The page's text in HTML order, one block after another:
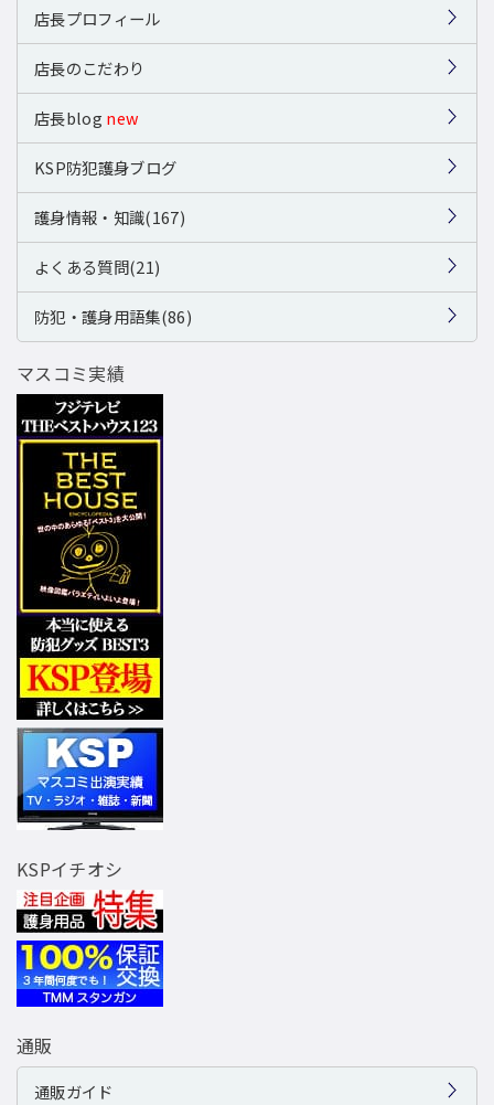
店長プロフィール
店長のこだわり
店長blog new
KSP防犯護身ブログ
護身情報・知識(167)
よくある質問(21)
防犯・護身用語集(86)
マスコミ実績
KSPイチオシ
通販
通販ガイド